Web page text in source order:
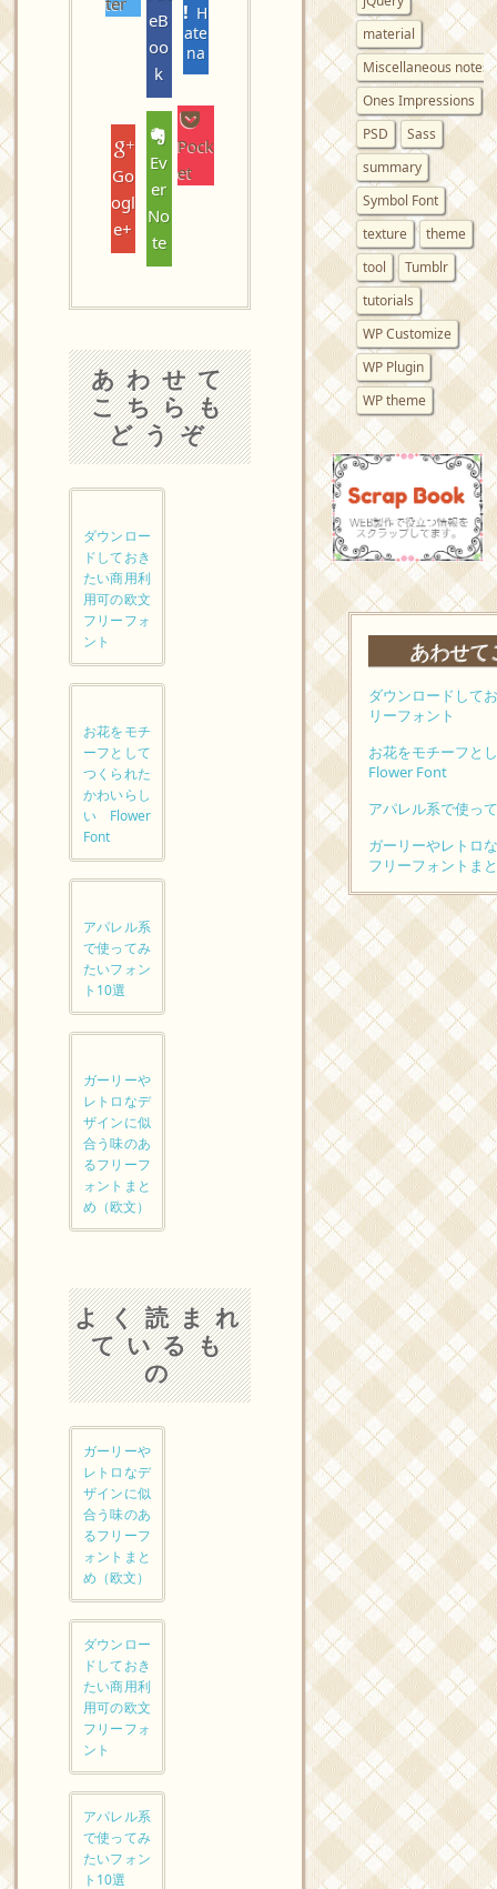
eB
oo
k
H
ate
na
Go
ogl
e+
Ev
er
No
te
Pock
et
あわせて
こちらも
どうぞ
ダウンロー
ドしておき
たい商用利
用可の欧文
フリーフォ
ント
お花をモチ
ーフとして
つくられた
かわいらし
いFlower
Font
アパレル系
で使ってみ
たいフォン
ト10選
ガーリーや
レトロなデ
ザインに似
合う味のあ
るフリーフ
ォントまと
め（欧文）
よく読まれ
ているも
の
ガーリーや
レトロなデ
ザインに似
合う味のあ
るフリーフ
ォントまと
め（欧文）
ダウンロー
ドしておき
たい商用利
用可の欧文
フリーフォ
ント
アパレル系
で使ってみ
たいフォン
ト10選
material
Miscellaneous notes
Ones Impressions
PSD
Sass
summary
Symbol Font
texture
theme
tool
Tumblr
tutorials
WP Customize
WP Plugin
WP theme
あわせて
ダウンロードして
リーフォント
お花をモチーフと
Flower Font
アパレル系で使っ
ガーリーやレトロ
フリーフォントま